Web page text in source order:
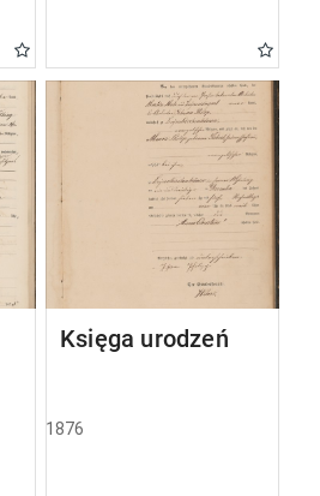
Księga urodzeń
1876